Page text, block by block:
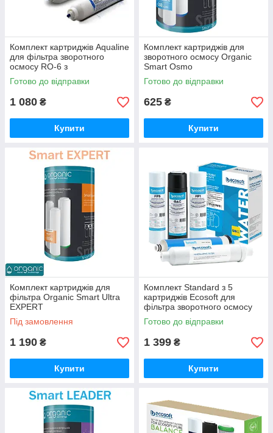
Комплект картриджів Aqualine
для фільтра зворотного
осмосу RO-6 з
мінералізатором
Готово до відправки
1 080 ₴
Купити
Комплект картриджів для
зворотного осмосу Organic
Smart Osmo
Готово до відправки
625 ₴
Купити
Комплект картриджів для
фільтра Organic Smart Ultra
EXPERT
Під замовлення
1 190 ₴
Купити
Комплект Standard з 5
картриджів Ecosoft для
фільтра зворотного осмосу
без мінералізатора
Готово до відправки
1 399 ₴
Купити